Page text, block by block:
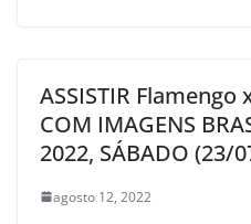
ASSISTIR Flamengo
COM IMAGENS
2022, SÁBADO (23/
agosto 12, 2022